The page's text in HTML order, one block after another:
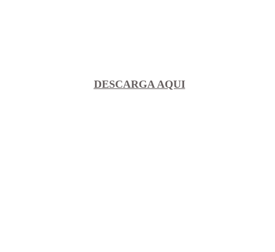
DESCARGA AQUI